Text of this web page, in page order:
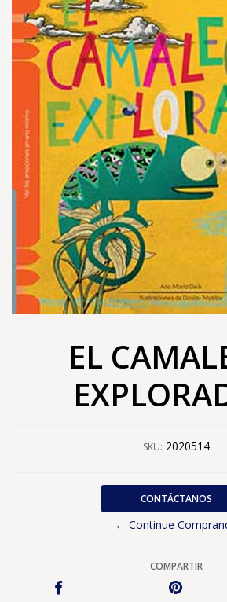
EL
SKU: 2020514
CONTÁCTANOS
← Continue
COMPARTIR